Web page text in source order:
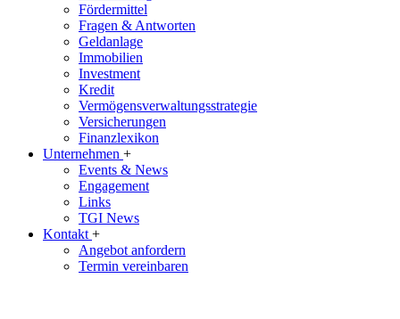
Fördermittel
Fragen & Antworten
Geldanlage
Immobilien
Investment
Kredit
Vermögensverwaltungsstrategie
Versicherungen
Finanzlexikon
Unternehmen +
Events & News
Engagement
Links
TGI News
Kontakt +
Angebot anfordern
Termin vereinbaren